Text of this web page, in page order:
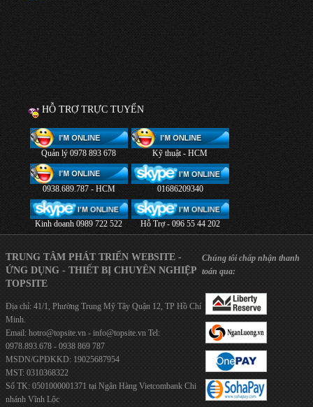
HỖ TRỢ TRỰC TUYẾN
Quản lý 0978 893 678 Kỹ thuật - HCM
0938.689.787 - HCM 01686209340
Kinh doanh 0989 722 522 Hỗ Trợ - 096 55 44 202
TRUNG TÂM PHÁT TRIỂN WEBSITE -
ỨNG DỤNG - THIẾT BỊ CHUYÊN NGHIỆP
TOPSITE
Địa chỉ: 41/1, Phường Trung Mỹ Tây Quận 12, TP Hồ Chí
Minh.
Email: hotro@topsite.vn - info@topsite.vn Tel:
0978.893.678 - 0938 869 787
MSDN/GPĐKKD: 19025687954
MST: 0310368322
Số TK: 0501000001371 tại Ngân Hàng Vietcombank Chi
nhánh Vĩnh Lộc
Chúng tôi chấp nhận thanh
toán qua: